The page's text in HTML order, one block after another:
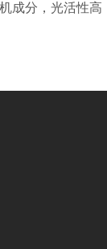
成分，光活性